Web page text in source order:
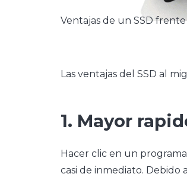
Ventajas de un SSD
Las ventajas del SSD al
1. Mayor
Hacer clic en un
casi de inmediato.